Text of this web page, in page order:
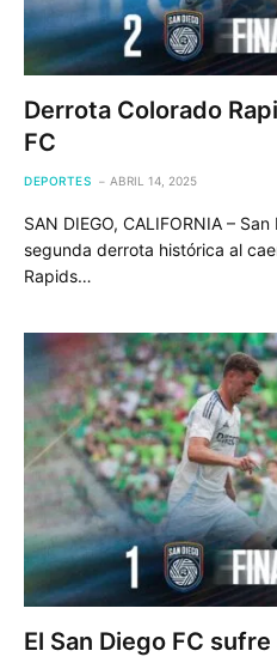
Derrota Colorado
FC
DEPORTES ABRIL 14, 2025
SAN DIEGO, CALIFORNIA –
segunda derrota histórica al
Rapids…
El San Diego FC